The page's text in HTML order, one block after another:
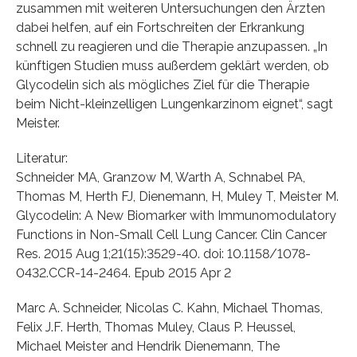
zusammen mit weiteren Untersuchungen den Ärzten
dabei helfen, auf ein Fortschreiten der Erkrankung
schnell zu reagieren und die Therapie anzupassen. „In
künftigen Studien muss außerdem geklärt werden, ob
Glycodelin sich als mögliches Ziel für die Therapie
beim Nicht-kleinzelligen Lungenkarzinom eignet“, sagt
Meister.
Literatur:
Schneider MA, Granzow M, Warth A, Schnabel PA,
Thomas M, Herth FJ, Dienemann, H, Muley T, Meister M.
Glycodelin: A New Biomarker with Immunomodulatory
Functions in Non-Small Cell Lung Cancer. Clin Cancer
Res. 2015 Aug 1;21(15):3529-40. doi: 10.1158/1078-
0432.CCR-14-2464. Epub 2015 Apr 2
Marc A. Schneider, Nicolas C. Kahn, Michael Thomas,
Felix J.F. Herth, Thomas Muley, Claus P. Heussel,
Michael Meister and Hendrik Dienemann, The